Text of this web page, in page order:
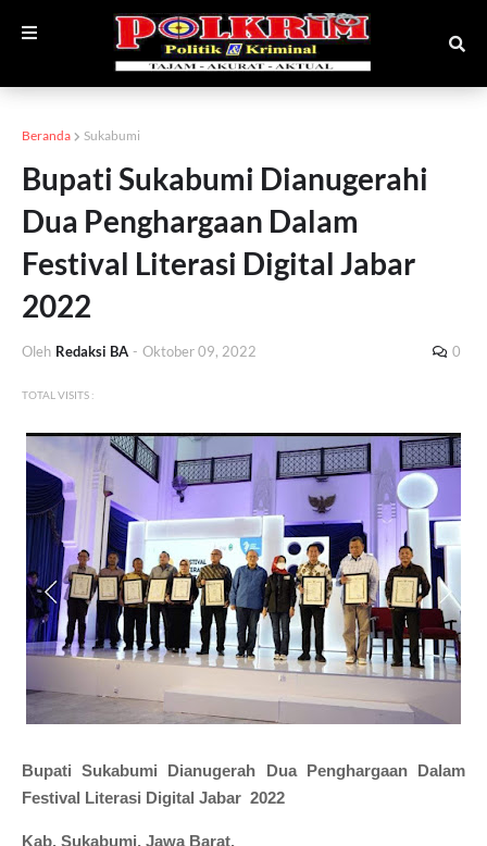
Beranda Sukabumi
Bupati Sukabumi Dianugerahi
Dua Penghargaan Dalam
Festival Literasi Digital Jabar
2022
Oleh Redaksi BA - Oktober 09, 2022 0
TOTAL VISITS :
Bupati Sukabumi Dianugerah Dua Penghargaan Dalam
Festival Literasi Digital Jabar 2022
Kab. Sukabumi, Jawa Barat.